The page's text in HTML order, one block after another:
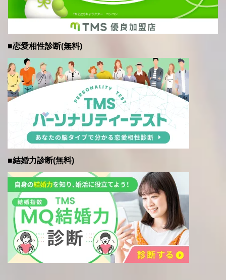
■恋愛相性診断(無料)
■結婚力診断(無料)